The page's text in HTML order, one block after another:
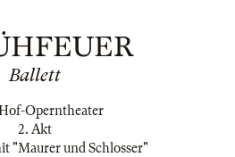
Ballett
Operntheater
2. Akt
"Maurer und Schlosser"